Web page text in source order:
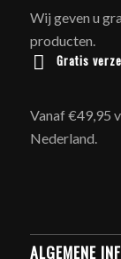
Wij geven u
producten.
Gratis
Vanaf €49,95
Nederland.
ALGEMENE